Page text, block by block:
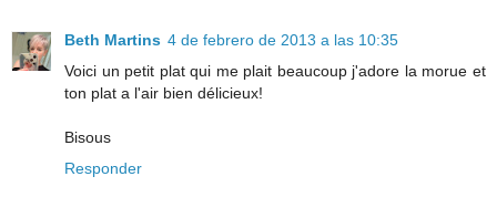
Beth Martins 4 de febrero de 2013 a las 10:35
Voici un petit plat qui me plait beaucoup j'adore la morue et
ton plat a l'air bien délicieux!
Bisous
Responder